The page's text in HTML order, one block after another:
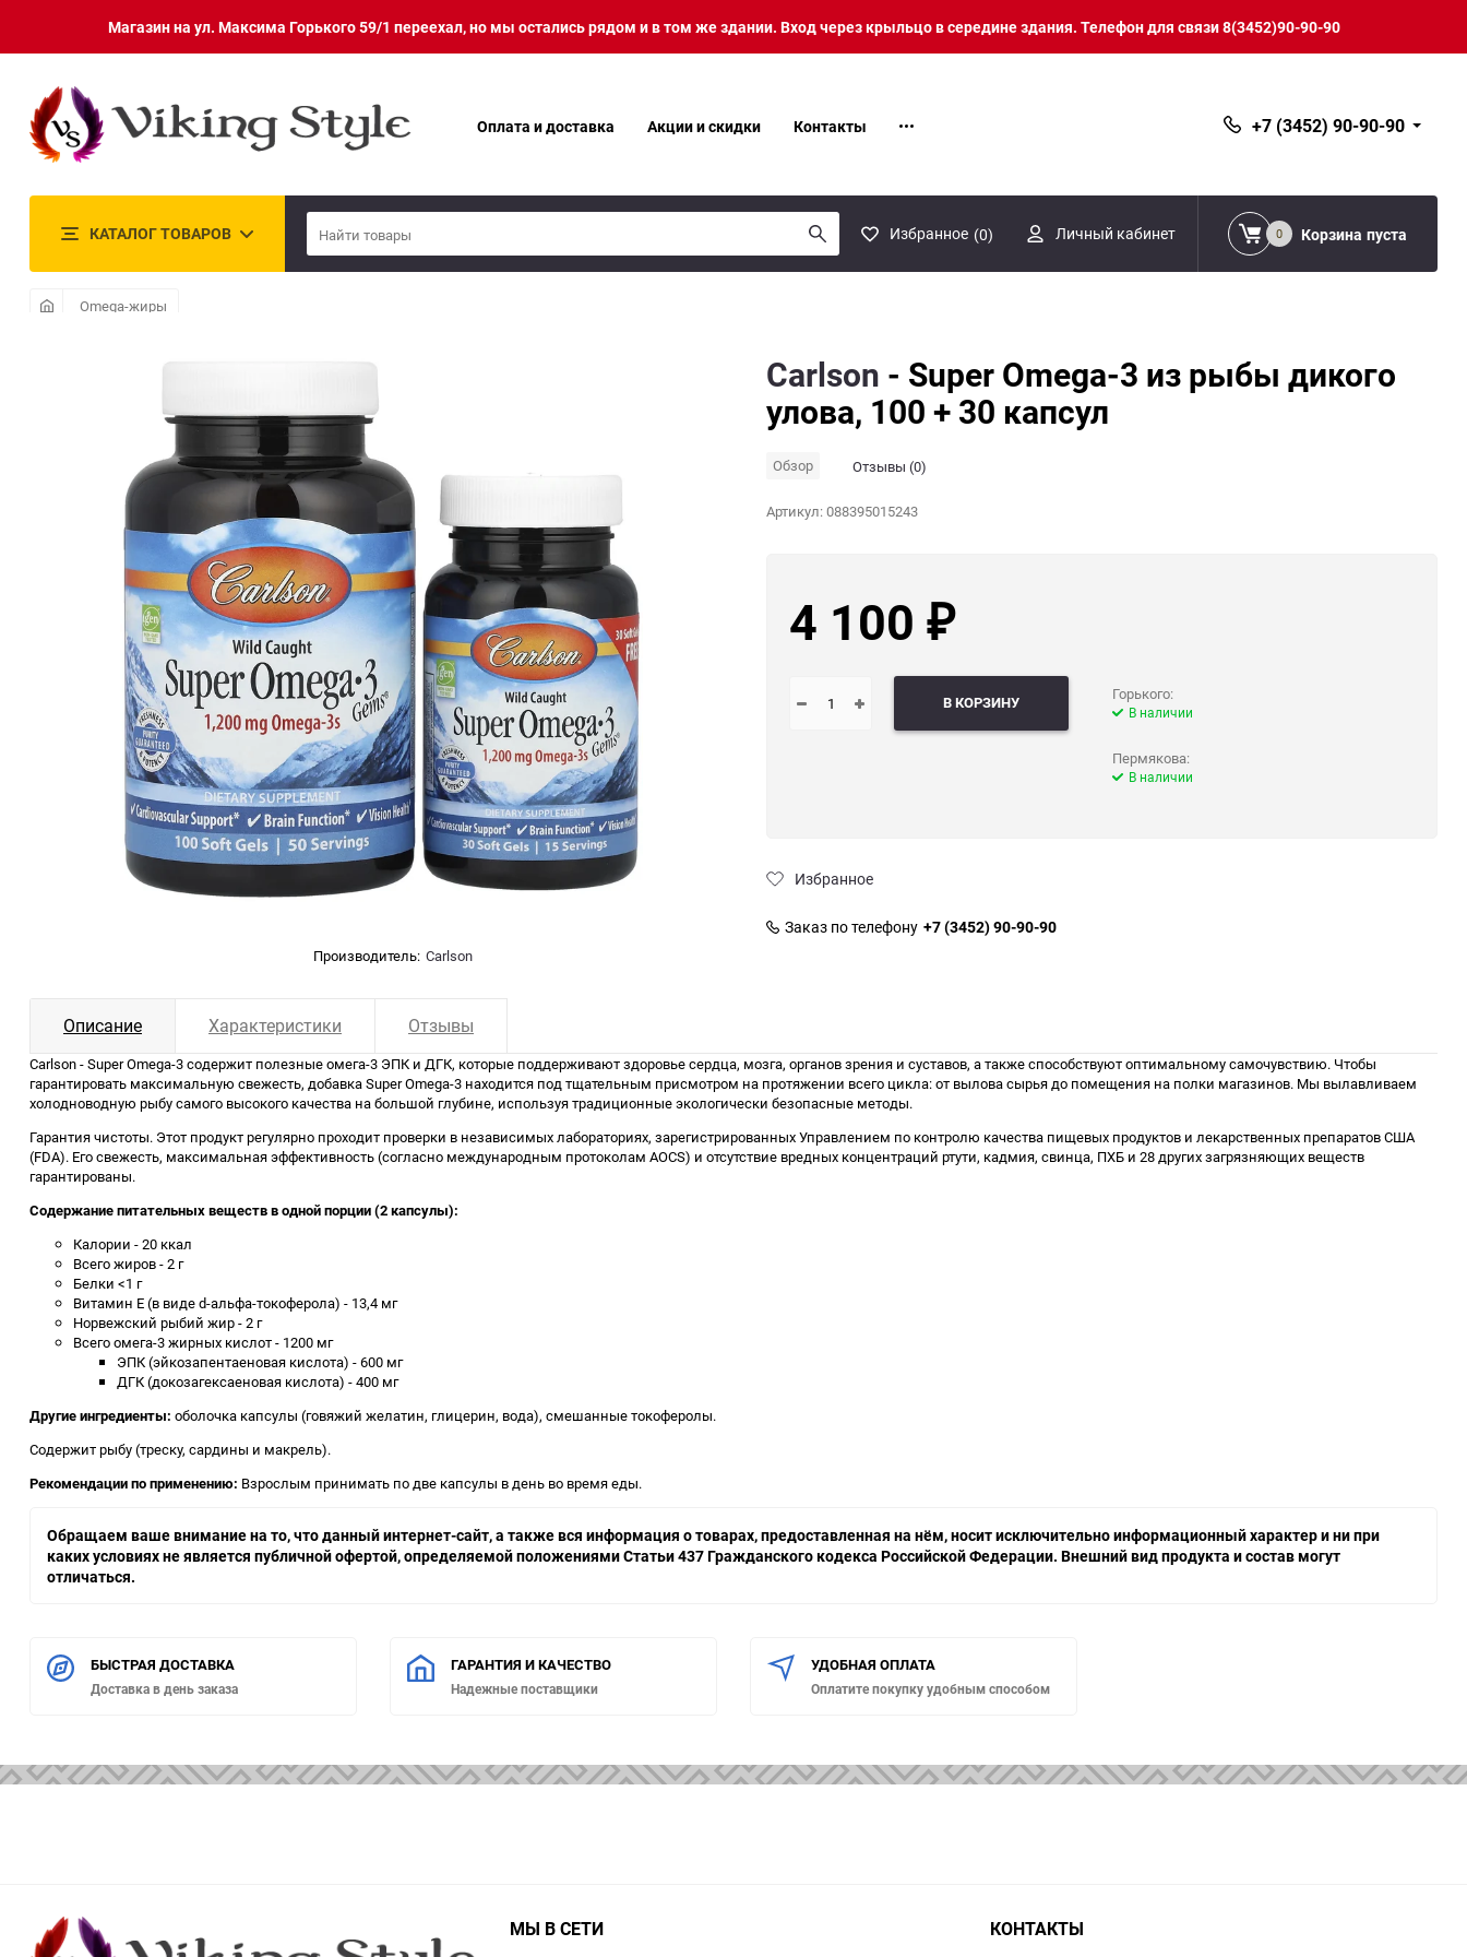
Магазин на ул. Максима Горького 59/1 переехал, но мы остались рядом и в том же здании. Вход через крыльцо в середине здания. Телефон для связи 8(3452)90-90-90
Оплата и доставка Акции и скидки Контакты +7 (3452) 90-90-90
КАТАЛОГ ТОВАРОВ Избранное (0) Личный кабинет 0 Корзина пуста
Omega-жиры
Производитель: Carlson
Carlson - Super Omega-3 из рыбы дикого
улова, 100 + 30 капсул
Обзор Отзывы (0)
Артикул:088395015243
4 100 ₽
В КОРЗИНУ Горького:
В наличии
Пермякова:
В наличии
Избранное
Заказ по телефону +7 (3452) 90-90-90
Описание Характеристики Отзывы
Carlson - Super Omega-3 содержит полезные омега-3 ЭПК и ДГК, которые поддерживают здоровье сердца, мозга, органов зрения и суставов, а также способствуют оптимальному самочувствию. Чтобы
гарантировать максимальную свежесть, добавка Super Omega-3 находится под тщательным присмотром на протяжении всего цикла: от вылова сырья до помещения на полки магазинов. Мы вылавливаем
холодноводную рыбу самого высокого качества на большой глубине, используя традиционные экологически безопасные методы.
Гарантия чистоты. Этот продукт регулярно проходит проверки в независимых лабораториях, зарегистрированных Управлением по контролю качества пищевых продуктов и лекарственных препаратов США
(FDA). Его свежесть, максимальная эффективность (согласно международным протоколам AOCS) и отсутствие вредных концентраций ртути, кадмия, свинца, ПХБ и 28 других загрязняющих веществ
гарантированы.
Содержание питательных веществ в одной порции (2 капсулы):
Калории - 20 ккал
Всего жиров - 2 г
Белки <1 г
Витамин E (в виде d-альфа-токоферола) - 13,4 мг
Норвежский рыбий жир - 2 г
Всего омега-3 жирных кислот - 1200 мг
ЭПК (эйкозапентаеновая кислота) - 600 мг
ДГК (докозагексаеновая кислота) - 400 мг
Другие ингредиенты: оболочка капсулы (говяжий желатин, глицерин, вода), смешанные токоферолы.
Содержит рыбу (треску, сардины и макрель).
Рекомендации по применению: Взрослым принимать по две капсулы в день во время еды.
Обращаем ваше внимание на то, что данный интернет-сайт, а также вся информация о товарах, предоставленная на нём, носит исключительно информационный характер и ни при
каких условиях не является публичной офертой, определяемой положениями Статьи 437 Гражданского кодекса Российской Федерации. Внешний вид продукта и состав могут
отличаться.
БЫСТРАЯ ДОСТАВКА
Доставка в день заказа
ГАРАНТИЯ И КАЧЕСТВО
Надежные поставщики
УДОБНАЯ ОПЛАТА
Оплатите покупку удобным способом
МЫ В СЕТИ КОНТАКТЫ